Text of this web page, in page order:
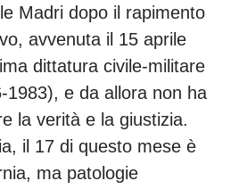
Madri dopo il rapimento
avvenuta il 15 aprile
dittatura civile-militare
1983), e da allora non ha
la verità e la giustizia.
il 17 di questo mese è
ma patologie